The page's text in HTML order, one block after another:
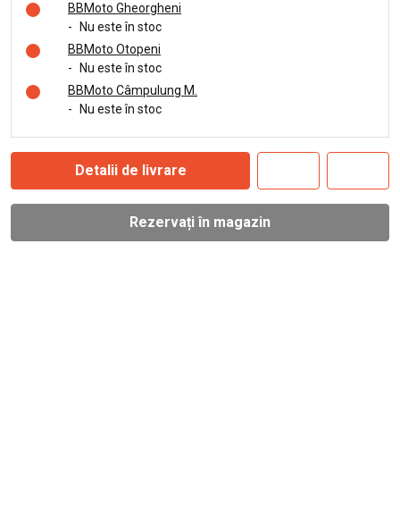
BBMoto Gheorgheni
-
Nu este în stoc
BBMoto Otopeni
-
Nu este în stoc
BBMoto Câmpulung M.
-
Nu este în stoc
Detalii de livrare
Rezervați în magazin